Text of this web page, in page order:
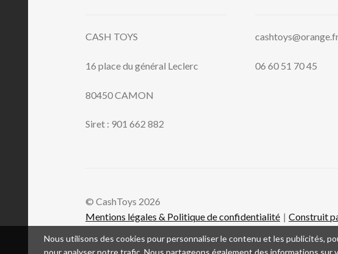
CASH TOYS
16 place du général Leclerc
80450 CAMON
Siret : 901 662 882
06 60 51 70 45
© CashToys 2026
Mentions légales & Politique de confidentialité
Construit
Nous utilisons des cookies pour personnaliser le contenu et les publicités,
pour analyser notre trafic. Nous partageons également des informations